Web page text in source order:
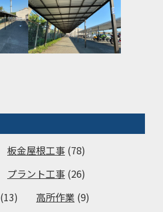
板金屋根工事 (78)
プラント工事 (26)
(13) 高所作業 (9)